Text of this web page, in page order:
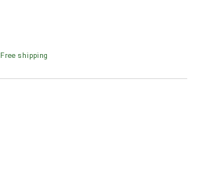
Free shipping